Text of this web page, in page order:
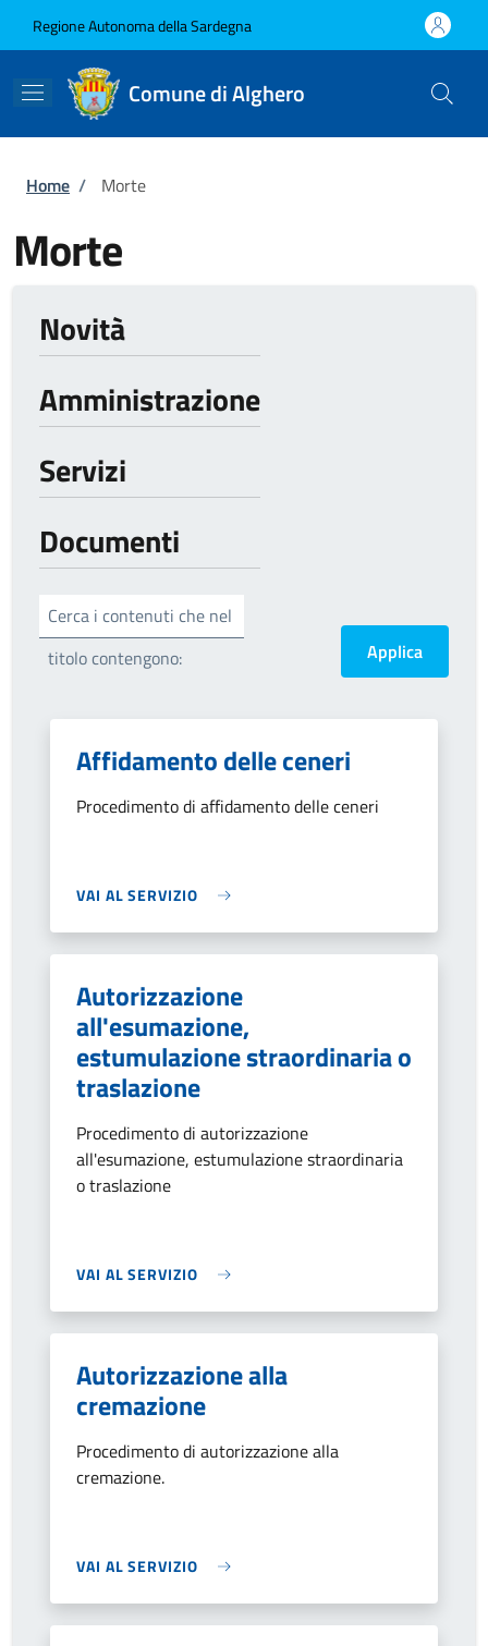
Regione Autonoma della Sardegna
Comune di Alghero
Briciole di pane
Home / Morte
Morte
Novità
Amministrazione
Servizi
Documenti
Cerca i contenuti che nel
titolo contengono:
Affidamento delle ceneri
Procedimento di affidamento delle ceneri
VAI AL SERVIZIO
Autorizzazione
all'esumazione,
estumulazione straordinaria o
traslazione
Procedimento di autorizzazione
all'esumazione, estumulazione straordinaria
o traslazione
VAI AL SERVIZIO
Autorizzazione alla
cremazione
Procedimento di autorizzazione alla
cremazione.
VAI AL SERVIZIO